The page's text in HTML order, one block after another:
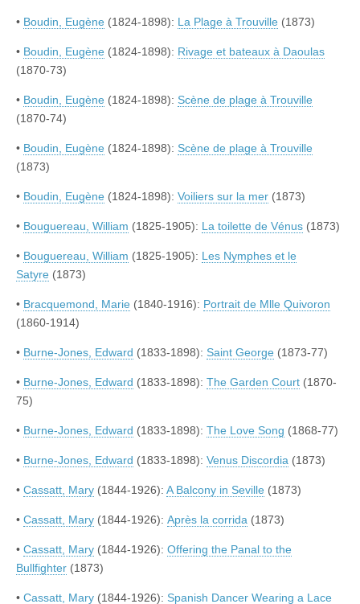
• Boudin, Eugène (1824-1898): La Plage à Trouville (1873)
• Boudin, Eugène (1824-1898): Rivage et bateaux à Daoulas
(1870-73)
• Boudin, Eugène (1824-1898): Scène de plage à Trouville
(1870-74)
• Boudin, Eugène (1824-1898): Scène de plage à Trouville
(1873)
• Boudin, Eugène (1824-1898): Voiliers sur la mer (1873)
• Bouguereau, William (1825-1905): La toilette de Vénus (1873)
• Bouguereau, William (1825-1905): Les Nymphes et le
Satyre (1873)
• Bracquemond, Marie (1840-1916): Portrait de Mlle Quivoron
(1860-1914)
• Burne-Jones, Edward (1833-1898): Saint George (1873-77)
• Burne-Jones, Edward (1833-1898): The Garden Court (1870-
75)
• Burne-Jones, Edward (1833-1898): The Love Song (1868-77)
• Burne-Jones, Edward (1833-1898): Venus Discordia (1873)
• Cassatt, Mary (1844-1926): A Balcony in Seville (1873)
• Cassatt, Mary (1844-1926): Après la corrida (1873)
• Cassatt, Mary (1844-1926): Offering the Panal to the
Bullfighter (1873)
• Cassatt, Mary (1844-1926): Spanish Dancer Wearing a Lace